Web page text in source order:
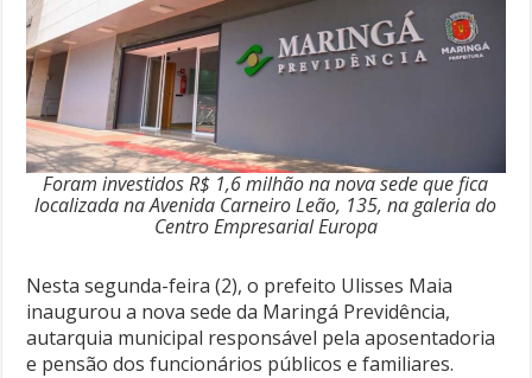
Foram investidos R$ 1,6 milhão na nova sede que fica
localizada na Avenida Carneiro Leão, 135, na galeria do
Centro Empresarial Europa
Nesta segunda-feira (2), o prefeito Ulisses Maia
inaugurou a nova sede da Maringá Previdência,
autarquia municipal responsável pela aposentadoria
e pensão dos funcionários públicos e familiares.